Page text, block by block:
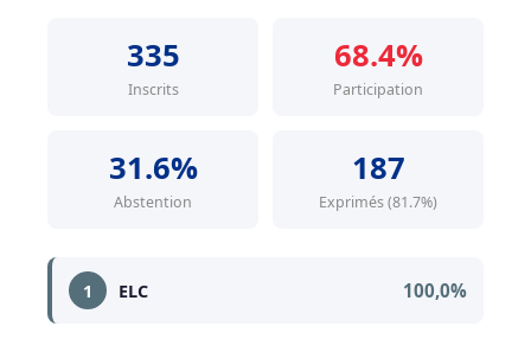
335
Inscrits
68.4%
Participation
31.6%
Abstention
187
Exprimés (81.7%)
1 ELC 100,0%